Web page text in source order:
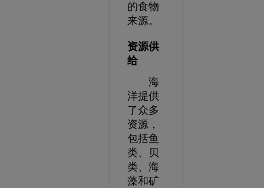
的食物
来源。
资源供
给
海
洋提供
了众多
资源，
包括鱼
类、贝
类、海
藻和矿